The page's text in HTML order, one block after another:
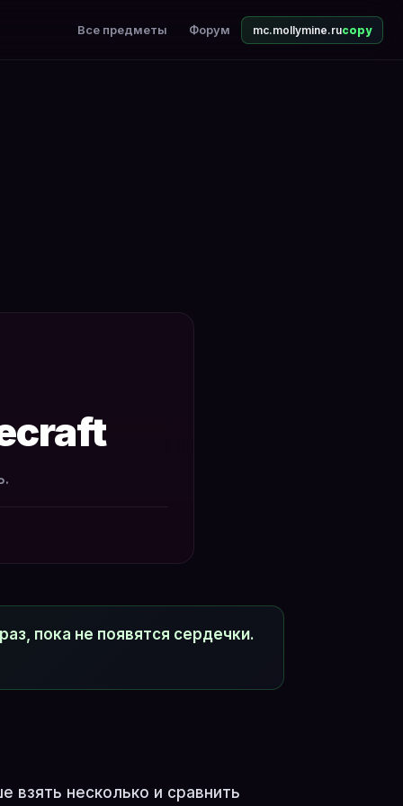
Все предметы Форум mc.mollymine.ru
пока не появятся сердечки.
взять несколько и сравнить